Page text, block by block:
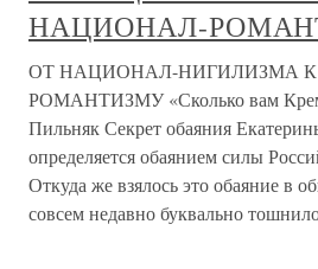
НАЦИОНАЛ-
ОТ НАЦИОНАЛ-НИГИЛИЗМА
РОМАНТИЗМУ «Сколько вам
Пильняк Секрет обаяния
определяется обаянием силы
Откуда же взялось это обаяние в
совсем недавно буквально